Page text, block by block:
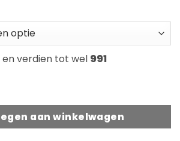
verdien tot wel 991
Plus Antique Bronze aantal
aan winkelwagen